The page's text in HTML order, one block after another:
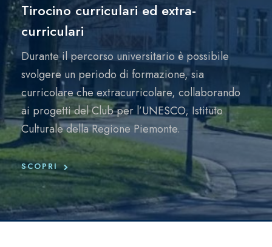
Tirocino curriculari ed extra-
curriculari
Durante il percorso universitario è possibile
svolgere un periodo di formazione, sia
curricolare che extracurricolare, collaborando
ai progetti del Club per l’UNESCO, Istituto
Culturale della Regione Piemonte.
SCOPRI